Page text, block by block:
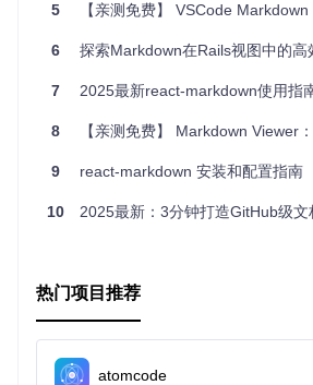
5 【亲测免费】 VSCode
6 探索Markdown在Rails视图中的高效应用：
7 2025最新react-markdown使用指南：从
8 【亲测免费】 Markdown Viewer：浏览器中
9 react-markdown 安装和配置指南
10 2025最新：3分钟打造GitHub级文档样式
热门项目推荐
atomcode